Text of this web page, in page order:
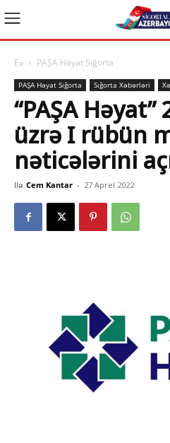
Ev PAŞA Həyat Sığorta
PAŞA Həyat Sığorta Sığorta Xəbərləri
“PAŞA Həyat”
üzrə I rübün
nəticələrini
Ilə Cem Kantar - 27 Aprel 2022